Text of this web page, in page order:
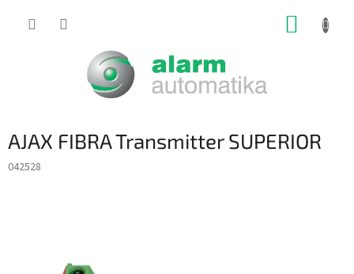
AJAX FIBRA Transmitter SUPERIOR
042528